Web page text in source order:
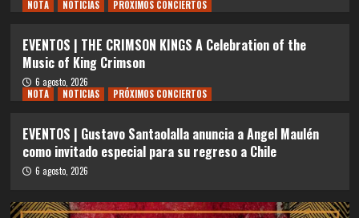
NOTA
NOTICIAS PRÓXIMOS CONCIERTOS
EVENTOS | THE CRIMSON KINGS A Celebration of the
Music of King Crimson
6 agosto, 2026
NOTA
NOTICIAS PRÓXIMOS CONCIERTOS
EVENTOS | Gustavo Santaolalla anuncia a Angel Maulén
como invitado especial para su regreso a Chile
6 agosto, 2026